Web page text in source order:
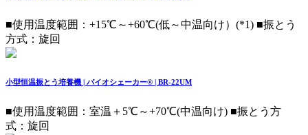
■使用温度範囲：+15℃～+60℃(低～中温向け）(*1) ■振とう
方式：旋回
小型恒温振とう培養機 | バイオシェーカー® | BR-22UM
■使用温度範囲：室温＋5℃～+70℃(中温向け) ■振とう方
式：旋回